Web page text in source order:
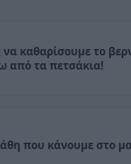
καθαρίσουμε το
από τα πετσάκια!
που κάνουμε στο